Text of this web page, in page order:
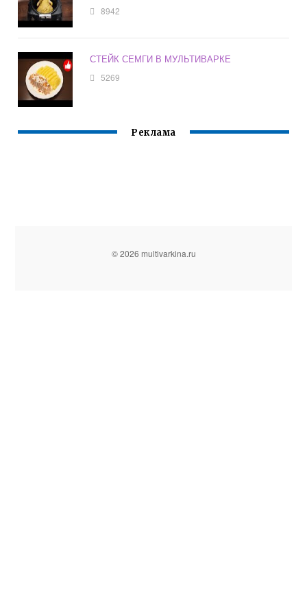
8942
СТЕЙК СЕМГИ В МУЛЬТИВАРКЕ
5269
Реклама
© 2026 multivarkina.ru